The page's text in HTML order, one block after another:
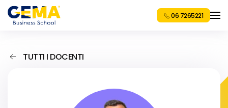
06 7265221
TUTTI I DOCENTI